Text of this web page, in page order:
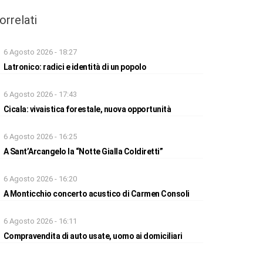
6 Agosto 2026 - 18:27
Latronico: radici e identità di un popolo
6 Agosto 2026 - 17:43
Cicala: vivaistica forestale, nuova opportunità
6 Agosto 2026 - 16:25
A Sant’Arcangelo la “Notte Gialla Coldiretti”
6 Agosto 2026 - 16:20
A Monticchio concerto acustico di Carmen Consoli
6 Agosto 2026 - 16:11
Compravendita di auto usate, uomo ai domiciliari